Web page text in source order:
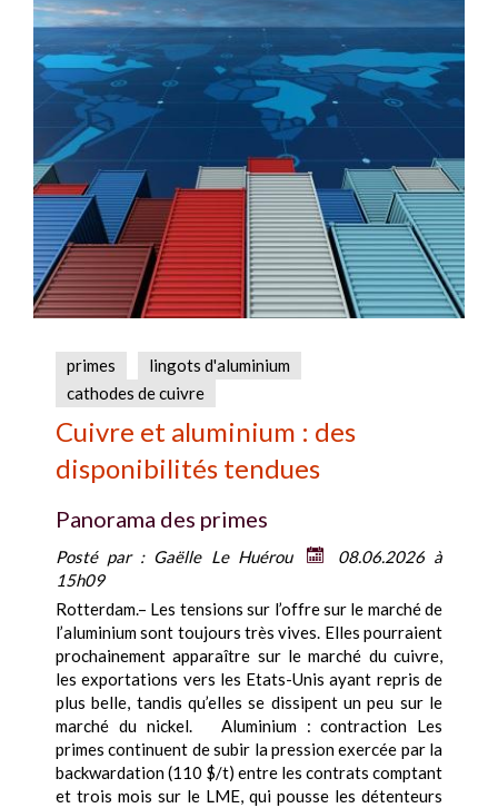
primes
lingots d'aluminium
cathodes de cuivre
Cuivre et aluminium : des
disponibilités tendues
Panorama des primes
Posté par : Gaëlle Le Huérou
08.06.2026 à
15h09
Rotterdam.– Les tensions sur l’offre sur le marché de
l’aluminium sont toujours très vives. Elles pourraient
prochainement apparaître sur le marché du cuivre,
les exportations vers les Etats-Unis ayant repris de
plus belle, tandis qu’elles se dissipent un peu sur le
marché du nickel. Aluminium : contraction Les
primes continuent de subir la pression exercée par la
backwardation (110 $/t) entre les contrats comptant
et trois mois sur le LME, qui pousse les détenteurs